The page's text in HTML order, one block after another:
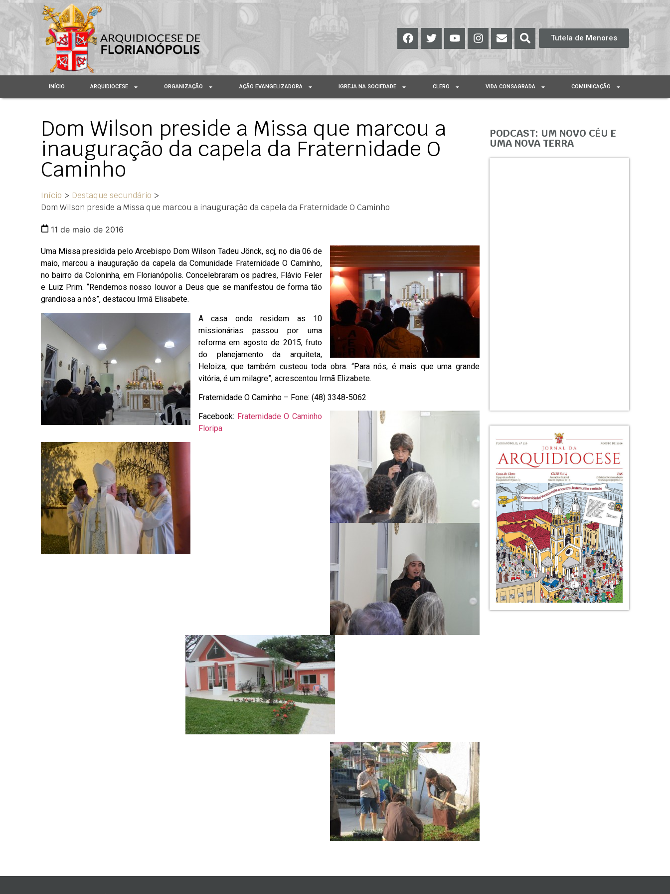
Tutela de Menores
INÍCIO ARQUIDIOCESE ORGANIZAÇÃO AÇÃO EVANGELIZADORA IGREJA NA SOCIEDADE CLERO VIDA CONSAGRADA COMUNICAÇÃO
Dom Wilson preside a Missa que marcou a
inauguração da capela da Fraternidade O
Caminho
Início > Destaque secundário >
Dom Wilson preside a Missa que marcou a inauguração da capela da Fraternidade O Caminho
11 de maio de 2016
Uma Missa presidida pelo Arcebispo Dom Wilson Tadeu Jönck, scj, no dia 06 de
maio, marcou a inauguração da capela da Comunidade Fraternidade O Caminho,
no bairro da Coloninha, em Florianópolis. Concelebraram os padres, Flávio Feler
e Luiz Prim. “Rendemos nosso louvor a Deus que se manifestou de forma tão
grandiosa a nós”, destacou Irmã Elisabete.
A casa onde residem as 10
missionárias passou por uma
reforma em agosto de 2015, fruto
do planejamento da arquiteta,
Heloiza, que também custeou toda obra. “Para nós, é mais que uma grande
vitória, é um milagre”, acrescentou Irmã Elizabete.
Fraternidade O Caminho – Fone: (48) 3348-5062
Facebook: Fraternidade O Caminho
Floripa
PODCAST: UM NOVO CÉU E
UMA NOVA TERRA